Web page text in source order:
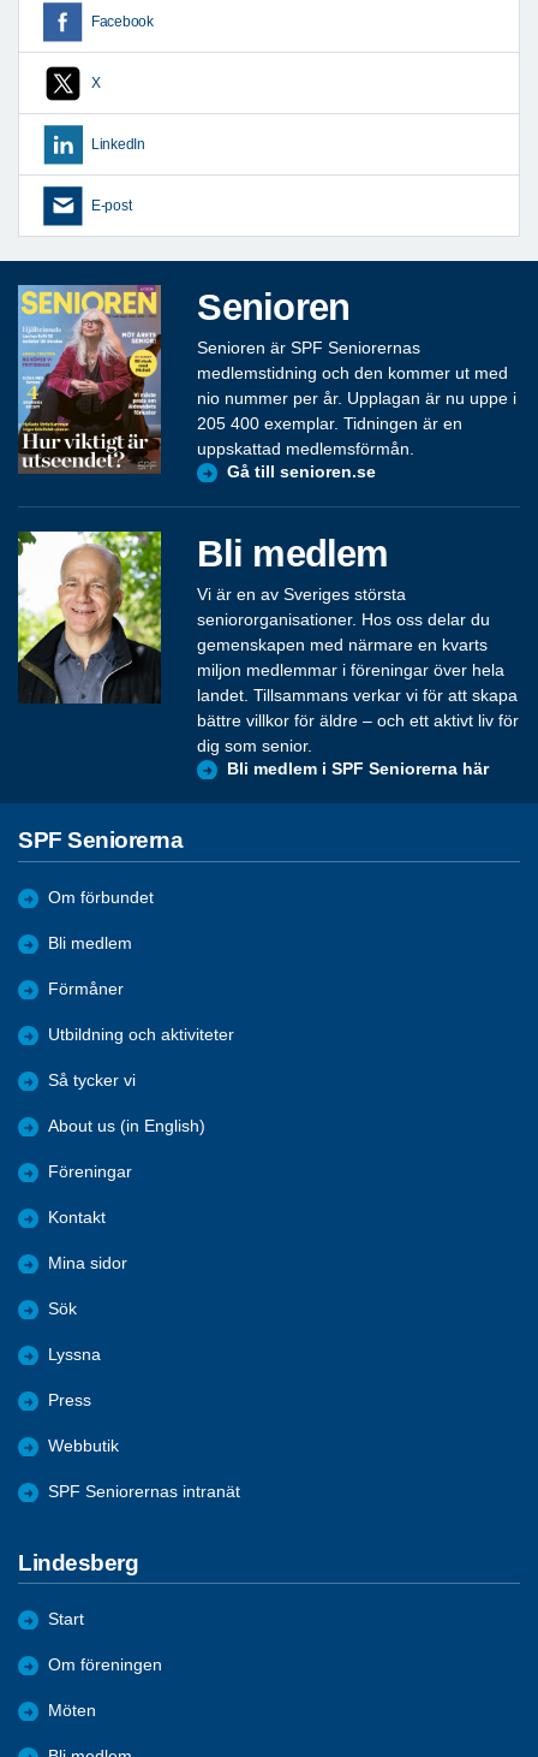
Facebook
X
LinkedIn
E-post
Senioren
Senioren är SPF Seniorernas
medlemstidning och den kommer ut med
nio nummer per år. Upplagan är nu uppe i
205 400 exemplar. Tidningen är en
uppskattad medlemsförmån.
Gå till senioren.se
Bli medlem
Vi är en av Sveriges största
seniororganisationer. Hos oss delar du
gemenskapen med närmare en kvarts
miljon medlemmar i föreningar över hela
landet. Tillsammans verkar vi för att skapa
bättre villkor för äldre – och ett aktivt liv för
dig som senior.
Bli medlem i SPF Seniorerna här
SPF Seniorerna
Om förbundet
Bli medlem
Förmåner
Utbildning och aktiviteter
Så tycker vi
About us (in English)
Föreningar
Kontakt
Mina sidor
Sök
Lyssna
Press
Webbutik
SPF Seniorernas intranät
Lindesberg
Start
Om föreningen
Möten